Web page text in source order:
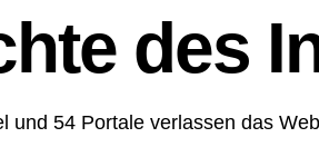
des
und 54 Portale verlassen das Web